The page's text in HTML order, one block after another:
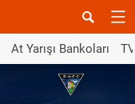
At Yarışı Bankoları